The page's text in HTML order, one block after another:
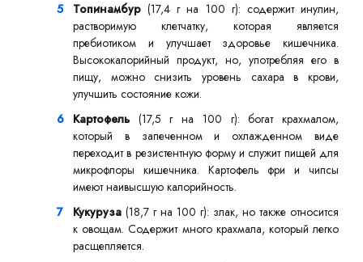
Топинамбур(17,4 г на 100 г): содержит инулин,
растворимую клетчатку, которая является
пребиотиком и улучшает здоровье кишечника.
Высококалорийный продукт, но, употребляя его в
пищу, можно снизить уровень сахара в крови,
улучшить состояние кожи.
Картофель (17,5 г на 100 г): богат крахмалом,
который в запеченном и охлажденном виде
переходит в резистентную форму и служит пищей для
микрофлоры кишечника. Картофель фри и чипсы
имеют наивысшую калорийность.
Кукуруза (18,7 г на 100 г): злак, но также относится
к овощам. Содержит много крахмала, который легко
расщепляется.